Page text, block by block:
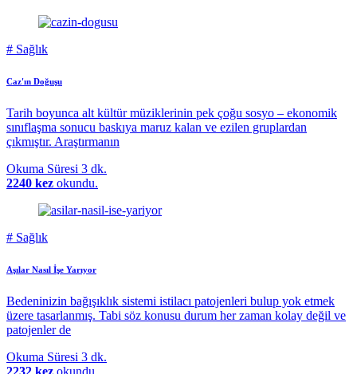
# Sağlık
Caz'ın Doğuşu
Tarih boyunca alt kültür müziklerinin pek çoğu sosyo – ekonomik
sınıflaşma sonucu baskıya maruz kalan ve ezilen gruplardan
çıkmıştır. Araştırmanın
Okuma Süresi 3 dk.
2240 kez okundu.
# Sağlık
Aşılar Nasıl İşe Yarıyor
Bedeninizin bağışıklık sistemi istilacı patojenleri bulup yok etmek
üzere tasarlanmış. Tabi söz konusu durum her zaman kolay değil ve
patojenler de
Okuma Süresi 3 dk.
2232 kez okundu.